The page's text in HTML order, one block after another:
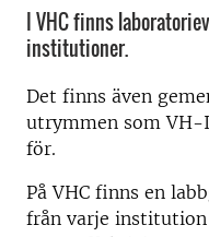
I VHC finns
institutioner.
Det finns även
utrymmen som VH-
för.
På VHC finns en
från varje